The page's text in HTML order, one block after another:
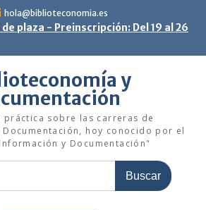
hola@biblioteconomia.es
plaza - Preinscripción: Del 19 al 26
y
práctica sobre las carreras de
hoy conocido por el
y Documentación"